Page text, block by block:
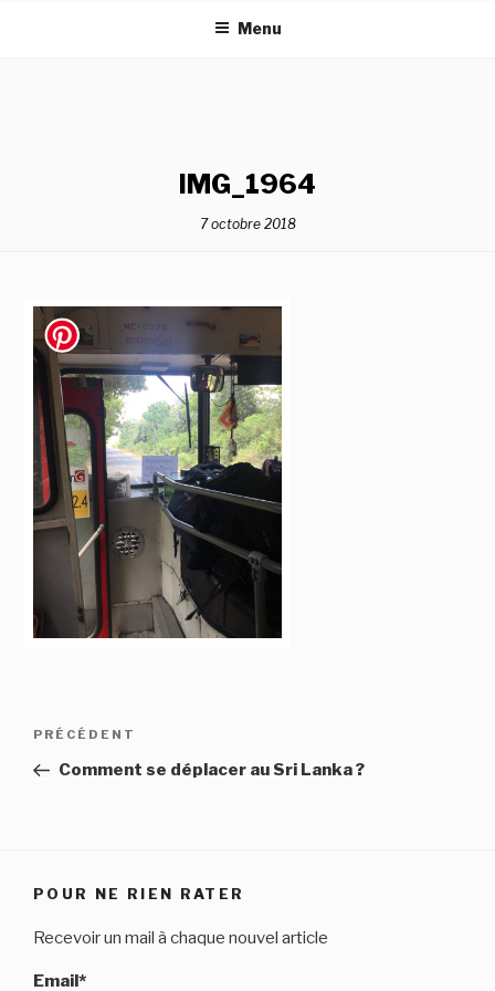
Menu
IMG_1964
7 octobre 2018
Navigation
l’article
Article
précédent
PRÉCÉDENT
Comment se déplacer au Sri Lanka ?
POUR NE RIEN RATER
Recevoir un mail à chaque nouvel article
Email*